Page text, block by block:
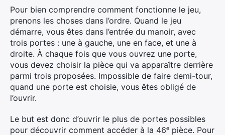
Pour bien comprendre comment fonctionne le jeu,
prenons les choses dans l’ordre. Quand le jeu
démarre, vous êtes dans l’entrée du manoir, avec
trois portes : une à gauche, une en face, et une à
droite. À chaque fois que vous ouvrez une porte,
vous devez choisir la pièce qui va apparaître derrière
parmi trois proposées. Impossible de faire demi-tour,
quand une porte est choisie, vous êtes obligé de
l’ouvrir.
Le but est donc d’ouvrir le plus de portes possibles
pour découvrir comment accéder à la 46ᵉ pièce. Pour